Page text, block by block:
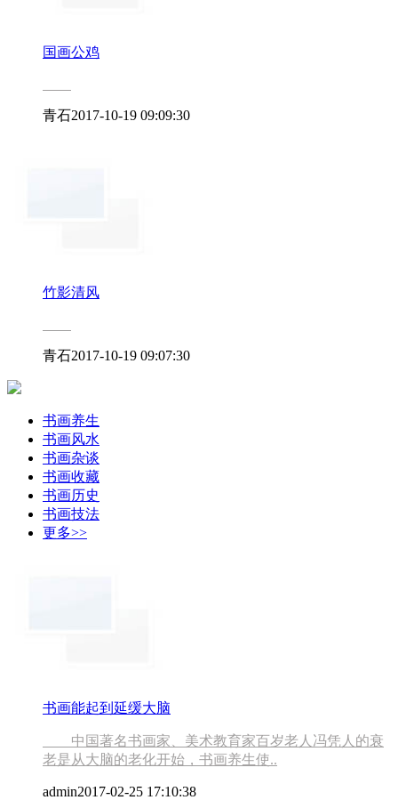
国画公鸡
青石2017-10-19 09:09:30
竹影清风
青石2017-10-19 09:07:30
书画养生
书画风水
书画杂谈
书画收藏
书画历史
书画技法
更多>>
书画能起到延缓大脑
中国著名书画家、美术教育家百岁老人冯凭人的衰
老是从大脑的老化开始，书画养生使..
admin2017-02-25 17:10:38